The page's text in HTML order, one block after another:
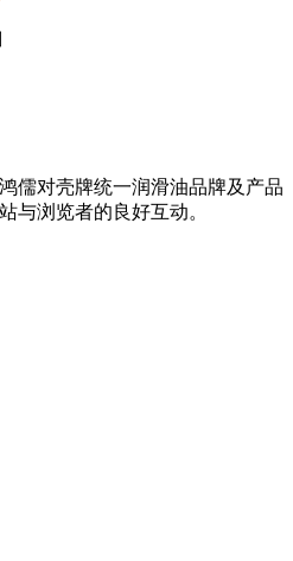
儒对壳牌统一润滑油品牌及产品
与浏览者的良好互动。